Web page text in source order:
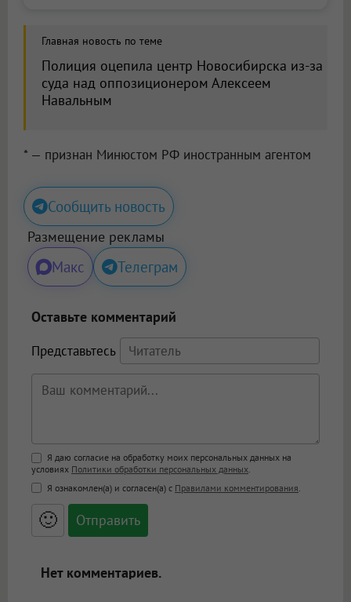
Главная новость по теме
Полиция оцепила центр Новосибирска из-за
суда над оппозиционером Алексеем
Навальным
* — признан Минюстом РФ иностранным агентом
Сообщить новость
Размещение рекламы
Макс Телеграм
Оставьте комментарий
Представьтесь
Поддержка HTML
<b>, <strong>, <u>, <i>, <em>, <s>, <big>,
<small>, <sup>, <sub>, <pre>, <ul>, <ol>, <li>,
<blockquote>, <code> экранирует HTML,
адреса URL автоматически становятся
ссылками, и [img]адрес[/img] будет
Я даю согласие на обработку моих персональных данных на
условиях Политики обработки персональных данных
Я ознакомлен(а) и согласен(а) с Правилами комментирования
🙂
Нет комментариев.